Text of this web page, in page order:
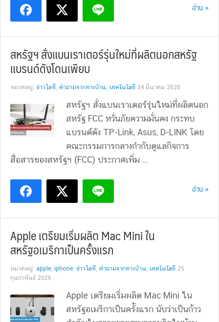
อ่าน »
สหรัฐฯ สั่งแบนเราเตอร์รุ่นใหม่ที่ผลิตนอกสหรัฐ
แบรนด์ดังโดนเพียบ
หมวดหมู่: ข่าวไอที, คำถามจากทางบ้าน, เทคโนโลยี 24 มีนาคม 2026
สหรัฐฯ สั่งแบนเราเตอร์รุ่นใหม่ที่ผลิตนอก
สหรัฐ FCC หวั่นภัยความมั่นคง กระทบ
แบรนด์ดัง TP-Link, Asus, D-LINK โดย
คณะกรรมการกลางกำกับดูแลกิจการ
สื่อสารของสหรัฐฯ (FCC) ประกาศเพิ่ม ...
อ่าน »
Apple เตรียมเริ่มผลิต Mac Mini ใน
สหรัฐอเมริกาเป็นครั้งแรก
หมวดหมู่: apple, iphone, ข่าวไอที, คำถามจากทางบ้าน, เทคโนโลยี 25
กุมภาพันธ์ 2026
Apple เตรียมเริ่มผลิต Mac Mini ใน
สหรัฐอเมริกาเป็นครั้งแรก นับว่าเป็นก้าว